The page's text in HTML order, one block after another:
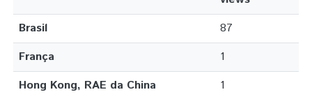
Brasil
87
França
1
Hong Kong, RAE da China
1